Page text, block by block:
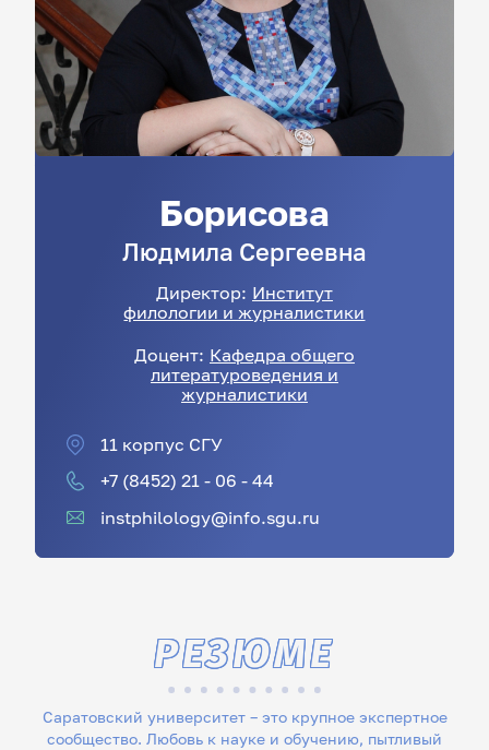
Борисова
Людмила Сергеевна
Директор: Институт
филологии и журналистики
Доцент: Кафедра общего
литературоведения и
журналистики
11 корпус СГУ
+7 (8452) 21 - 06 - 44
instphilology@info.sgu.ru
Саратовский университет – это крупное экспертное
сообщество. Любовь к науке и обучению, пытливый
РЕЗЮМЕ